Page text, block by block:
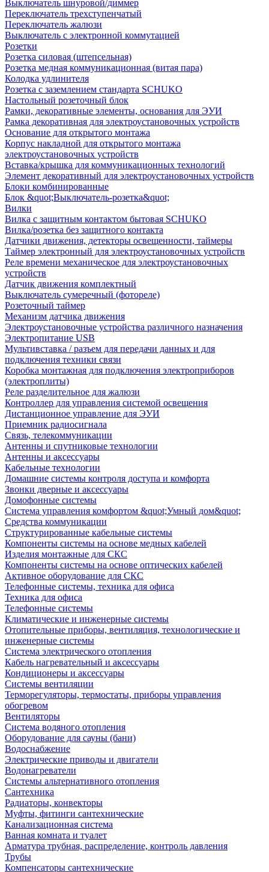
Выключатель шнуровой/диммер
Переключатель трехступенчатый
Переключатель жалюзи
Выключатель с электронной коммутацией
Розетки
Розетка силовая (штепсельная)
Розетка медная коммуникационная (витая пара)
Колодка удлинителя
Розетка с заземлением стандарта SCHUKO
Настольный розеточный блок
Рамки, декоративные элементы, основания для ЭУИ
Рамка декоративная для электроустановочных устройств
Основание для открытого монтажа
Корпус накладной для открытого монтажа
электроустановочных устройств
Вставка/крышка для коммуникационных технологий
Элемент декоративный для электроустановочных устройств
Блоки комбинированные
Блок &quot;Выключатель-розетка&quot;
Вилки
Вилка с защитным контактом бытовая SCHUKO
Вилка/розетка без защитного контакта
Датчики движения, детекторы освещенности, таймеры
Таймер электронный для электроустановочных устройств
Реле времени механическое для электроустановочных
устройств
Датчик движения комплектный
Выключатель сумеречный (фотореле)
Розеточный таймер
Механизм датчика движения
Электроустановочные устройства различного назначения
Электропитание USB
Мультивставка / разъем для передачи данных и для
подключения техники связи
Коробка монтажная для подключения электроприборов
(электроплиты)
Реле разделительное для жалюзи
Контроллер для управления системой освещения
Дистанционное управление для ЭУИ
Приемник радиосигнала
Связь, телекоммуникации
Антенны и спутниковые технологии
Антенны и аксессуары
Кабельные технологии
Домашние системы контроля доступа и комфорта
Звонки дверные и аксессуары
Домофонные системы
Система управления комфортом &quot;Умный дом&quot;
Средства коммуникации
Структурированные кабельные системы
Компоненты системы на основе медных кабелей
Изделия монтажные для СКС
Компоненты системы на основе оптических кабелей
Активное оборудование для СКС
Телефонные системы, техника для офиса
Техника для офиса
Телефонные системы
Климатические и инженерные системы
Отопительные приборы, вентиляция, технологические и
инженерные системы
Система электрического отопления
Кабель нагревательный и аксессуары
Кондиционеры и аксессуары
Системы вентиляции
Терморегуляторы, термостаты, приборы управления
обогревом
Вентиляторы
Система водяного отопления
Оборудование для сауны (бани)
Водоснабжение
Электрические приводы и двигатели
Водонагреватели
Системы альтернативного отопления
Сантехника
Радиаторы, конвекторы
Муфты, фитинги сантехнические
Канализационная система
Ванная комната и туалет
Арматура трубная, распределение, контроль давления
Трубы
Компенсаторы сантехнические